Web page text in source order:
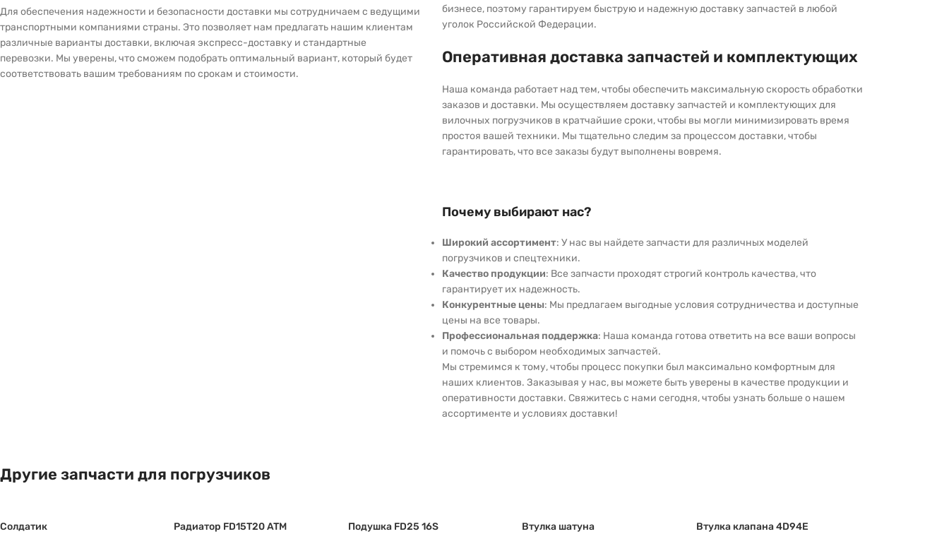
Для обеспечения надежности и безопасности доставки мы сотрудничаем с ведущими
транспортными компаниями страны. Это позволяет нам предлагать нашим клиентам
различные варианты доставки, включая экспресс-доставку и стандартные
перевозки. Мы уверены, что сможем подобрать оптимальный вариант, который будет
соответствовать вашим требованиям по срокам и стоимости.
бизнесе, поэтому гарантируем быструю и надежную доставку запчастей в любой
уголок Российской Федерации.
Оперативная доставка запчастей и комплектующих
Наша команда работает над тем, чтобы обеспечить максимальную скорость обработки
заказов и доставки. Мы осуществляем доставку запчастей и комплектующих для
вилочных погрузчиков в кратчайшие сроки, чтобы вы могли минимизировать время
простоя вашей техники. Мы тщательно следим за процессом доставки, чтобы
гарантировать, что все заказы будут выполнены вовремя.
Почему выбирают нас?
Широкий ассортимент: У нас вы найдете запчасти для различных моделей
погрузчиков и спецтехники.
Качество продукции: Все запчасти проходят строгий контроль качества, что
гарантирует их надежность.
Конкурентные цены: Мы предлагаем выгодные условия сотрудничества и доступные
цены на все товары.
Профессиональная поддержка: Наша команда готова ответить на все ваши вопросы
и помочь с выбором необходимых запчастей.
Мы стремимся к тому, чтобы процесс покупки был максимально комфортным для
наших клиентов. Заказывая у нас, вы можете быть уверены в качестве продукции и
оперативности доставки. Свяжитесь с нами сегодня, чтобы узнать больше о нашем
ассортименте и условиях доставки!
Другие запчасти для погрузчиков
Солдатик Радиатор FD15T20 ATM Подушка FD25 16S Втулка шатуна Втулка клапана 4D94E